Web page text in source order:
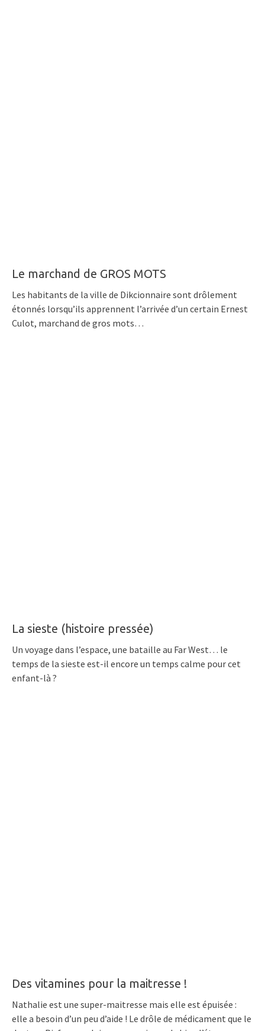
Le marchand de GROS MOTS
Les habitants de la ville de Dikcionnaire sont drôlement
étonnés lorsqu’ils apprennent l’arrivée d’un certain Ernest
Culot, marchand de gros mots…
La sieste (histoire pressée)
Un voyage dans l’espace, une bataille au Far West… le
temps de la sieste est-il encore un temps calme pour cet
enfant-là ?
Des vitamines pour la maitresse !
Nathalie est une super-maitresse mais elle est épuisée :
elle a besoin d’un peu d’aide ! Le drôle de médicament que le